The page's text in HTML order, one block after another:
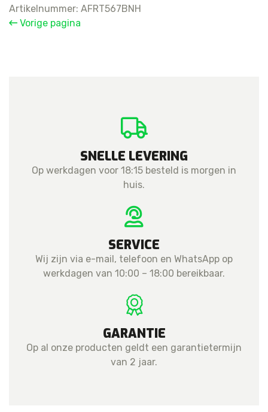
Antenna
Flex
Artikelnummer: AFRT567BNH
Vorige pagina
SNELLE LEVERING
Op werkdagen voor 18:15 besteld is morgen in
huis.
SERVICE
Wij zijn via e-mail, telefoon en WhatsApp op
werkdagen van 10:00 – 18:00 bereikbaar.
GARANTIE
Op al onze producten geldt een garantietermijn
van 2 jaar.